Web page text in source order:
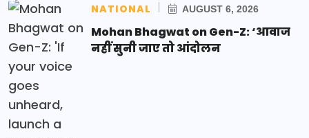
NATIONAL AUGUST 6, 2026
Mohan Bhagwat on Gen-Z: ‘आवाज
नहीं सुनी जाए तो आंदोलन